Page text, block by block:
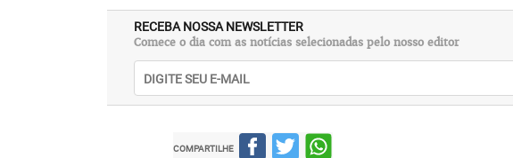
RECEBA NOSSA NEWSLETTER
Comece o dia com as notícias selecionadas pelo nosso editor
COMPARTILHE